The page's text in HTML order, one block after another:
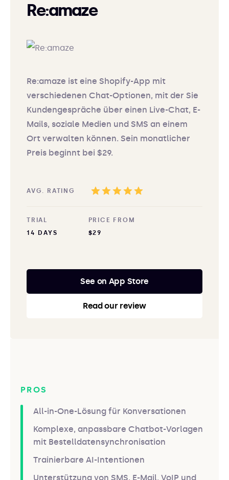
Re:amaze
Re:amaze ist eine Shopify-App mit
verschiedenen Chat-Optionen, mit der Sie
Kundengespräche über einen Live-Chat, E-
Mails, soziale Medien und SMS an einem
Ort verwalten können. Sein monatlicher
Preis beginnt bei $29.
AVG. RATING
TRIAL
14 DAYS
PRICE FROM
$29
See on App Store
Read our review
PROS
All-in-One-Lösung für Konversationen
Komplexe, anpassbare Chatbot-Vorlagen
mit Bestelldatensynchronisation
Trainierbare AI-Intentionen
Unterstützung von SMS, E-Mail, VoIP und